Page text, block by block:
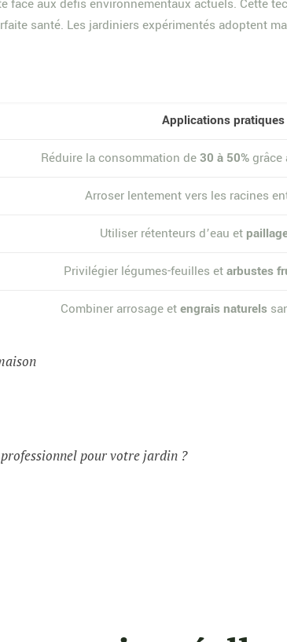
aux défis environnementaux actuels. Cette
santé. Les jardiniers expérimentés adoptent
Applications pratiques
Réduire la consommation de30 à 50% grâce
Arroser lentement vers les racines
Utiliser rétenteurs d’eau et
Privilégier légumes-feuilles etarbustes
Combiner arrosage etengrais naturels
pour votre jardin ?